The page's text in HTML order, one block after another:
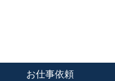
お仕事依頼